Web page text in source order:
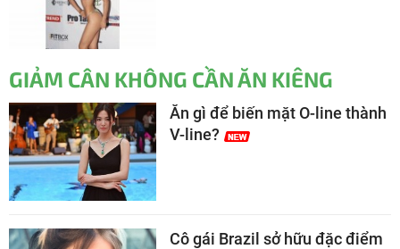
GIẢM CÂN KHÔNG CẦN ĂN KIÊNG
Ăn gì để biến mặt O-line thành
V-line?
Cô gái Brazil sở hữu đặc điểm